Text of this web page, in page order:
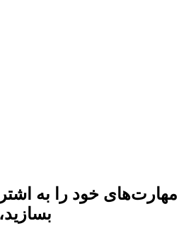
مهارت‌های خود را به